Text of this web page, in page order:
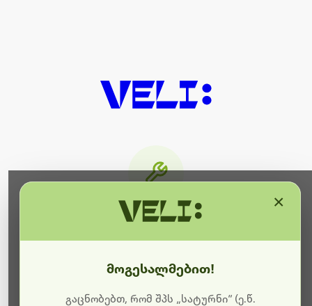
ბოდიშს გიხდით შეფერხებისთვის. ამჟამად
მიმდინარეობს საიტის განახლება და ტექნიკური
მოგესალმებით!
გაცნობებთ, რომ შპს „სატურნი“ (ე.წ.
×